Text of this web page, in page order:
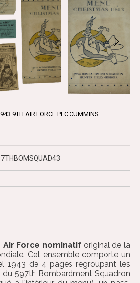
9TH AIR FORCE PFC CUMMINS
Air Force nominatif original de la
Cet ensemble comporte un
1943 de 4 pages regroupant les
597th Bombardment Squadron